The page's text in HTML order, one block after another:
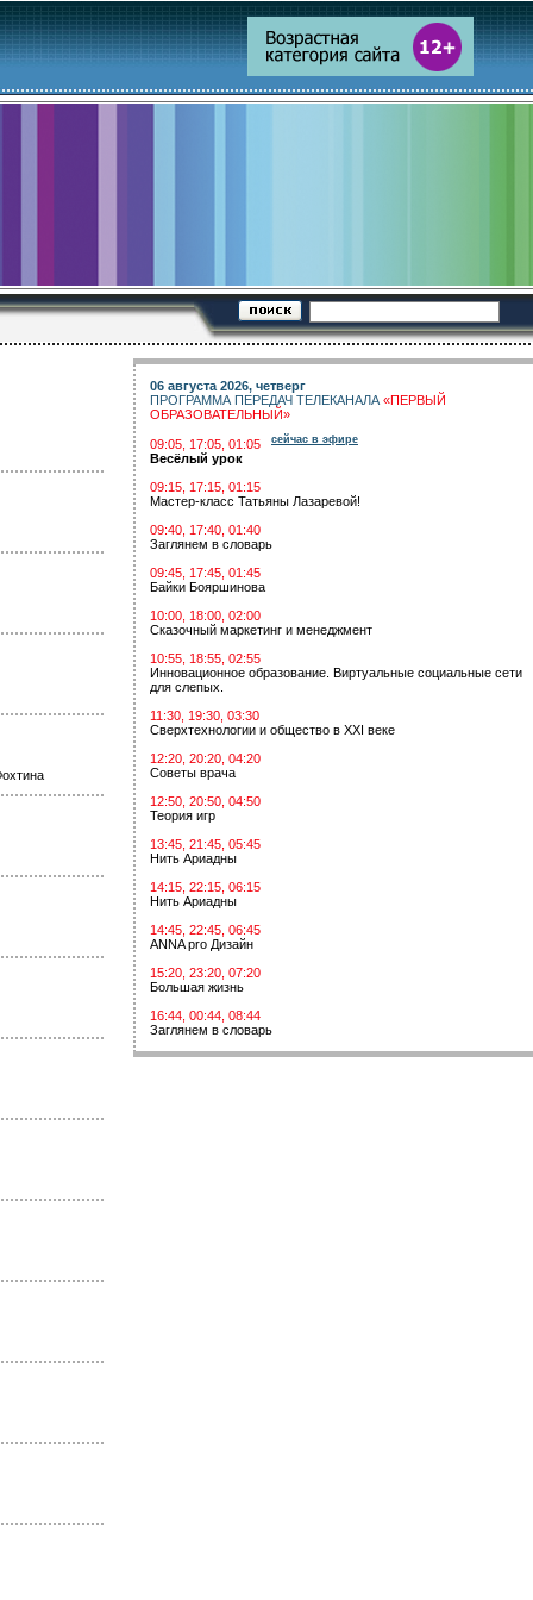
06 августа 2026, четверг
ПРОГРАММА ПЕРЕДАЧ ТЕЛЕКАНАЛА «ПЕРВЫЙ
ОБРАЗОВАТЕЛЬНЫЙ»
09:05, 17:05, 01:05 сейчас в эфире
Весёлый урок
09:15, 17:15, 01:15
Мастер-класс Татьяны Лазаревой!
09:40, 17:40, 01:40
Заглянем в словарь
09:45, 17:45, 01:45
Байки Бояршинова
10:00, 18:00, 02:00
Сказочный маркетинг и менеджмент
10:55, 18:55, 02:55
Инновационное образование. Виртуальные социальные сети
для слепых.
11:30, 19:30, 03:30
Сверхтехнологии и общество в XXI веке
12:20, 20:20, 04:20
Советы врача
12:50, 20:50, 04:50
Теория игр
13:45, 21:45, 05:45
Нить Ариадны
14:15, 22:15, 06:15
Нить Ариадны
14:45, 22:45, 06:45
ANNA pro Дизайн
15:20, 23:20, 07:20
Большая жизнь
16:44, 00:44, 08:44
Заглянем в словарь